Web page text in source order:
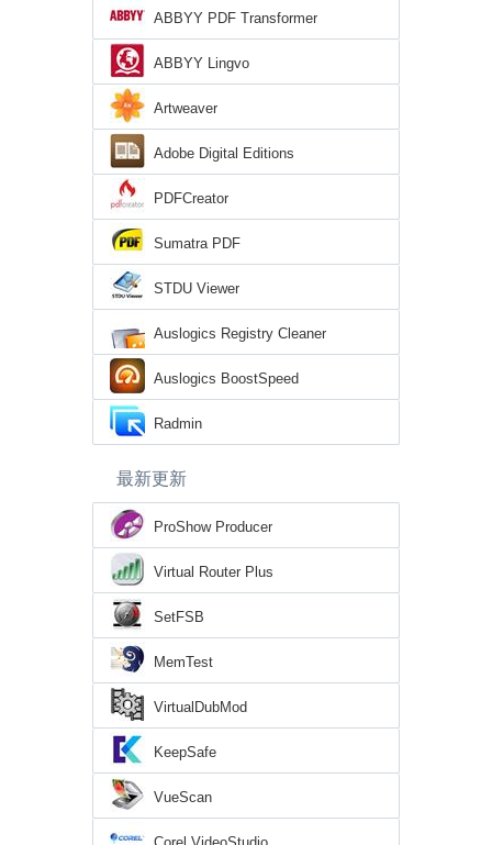
ABBYY PDF Transformer
ABBYY Lingvo
Artweaver
Adobe Digital Editions
PDFCreator
Sumatra PDF
STDU Viewer
Auslogics Registry Cleaner
Auslogics BoostSpeed
Radmin
最新更新
ProShow Producer
Virtual Router Plus
SetFSB
MemTest
VirtualDubMod
KeepSafe
VueScan